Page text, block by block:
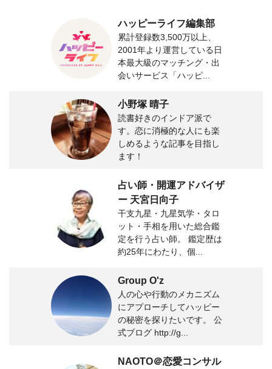
ハッピーライフ編集部
累計登録数3,500万以上、
2001年より運営している日
本最大級のマッチング・出
会いサービス「ハッピ...
小野塚 晴子
読書好きのインドア派で
す。恋に消極的な人にも楽
しめるような記事を目指し
ます！
占い師・開運アドバイザ
ー 天宮日向子
干支九星・九星気学・タロ
ット・手相を用いた総合鑑
定を行う占い師。 鑑定歴は
約25年にわたり、個...
Group O'z
人の心や行動のメカニズム
にアプローチしてハッピー
の秘密を探りたいです。 公
式ブログ http://g...
NAOTO＠恋愛コンサル